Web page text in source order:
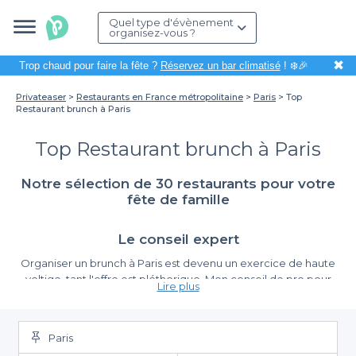
Quel type d'évènement
organisez-vous ?
Trop chaud pour faire la fête ? Réservez un bar climatisé! ❄️🎉 ✖
Privateaser Restaurants en France métropolitaine Paris
Top
Restaurant brunch à Paris
Top Restaurant brunch à Paris
Notre sélection de 30 restaurants pour votre
fête de famille
Le conseil expert
Organiser un brunch à Paris est devenu un exercice de haute
voltige, tant l'offre est pléthorique. Mon conseil de pro pour
identifiez d'abord le format qui
petits comités en quête de créations culinaires pointues
Un point crucial à Paris :
Lire plus
Paris